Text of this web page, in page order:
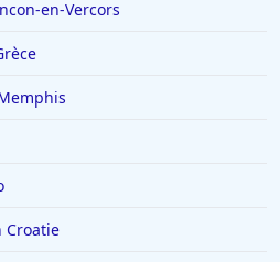
en-Vercors
Croatie